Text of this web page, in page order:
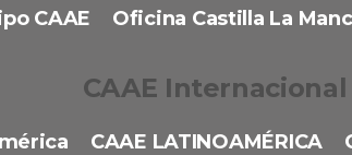
CAAE Oficina Castilla La
CAAE Internacional
CAAE LATINOAMÉRICA